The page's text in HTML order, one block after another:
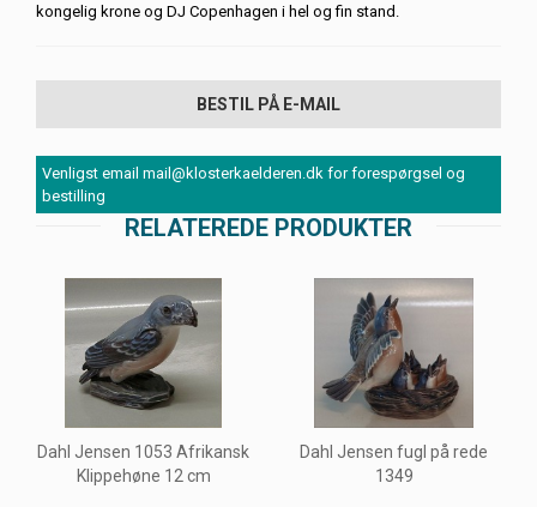
kongelig krone og DJ Copenhagen i hel og fin stand.
BESTIL PÅ E-MAIL
Venligst email mail@klosterkaelderen.dk for forespørgsel og
bestilling
RELATEREDE PRODUKTER
Dahl Jensen 1053 Afrikansk
Klippehøne 12 cm
Dahl Jensen fugl på rede
1349